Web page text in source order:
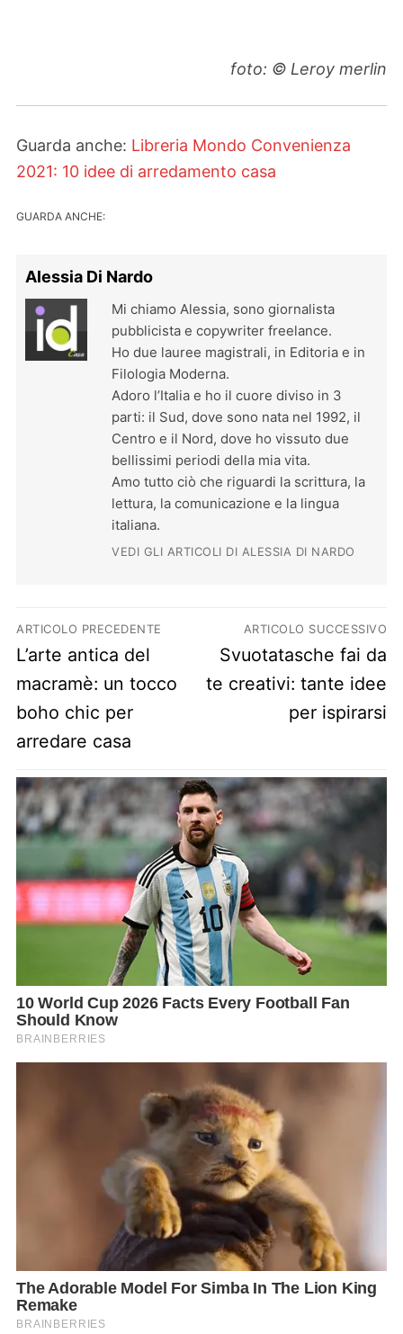
foto: © Leroy merlin
Guarda anche: Libreria Mondo Convenienza
2021: 10 idee di arredamento casa
GUARDA ANCHE:
Alessia Di Nardo
Mi chiamo Alessia, sono giornalista
pubblicista e copywriter freelance.
Ho due lauree magistrali, in Editoria e in
Filologia Moderna.
Adoro l’Italia e ho il cuore diviso in 3
parti: il Sud, dove sono nata nel 1992, il
Centro e il Nord, dove ho vissuto due
bellissimi periodi della mia vita.
Amo tutto ciò che riguardi la scrittura, la
lettura, la comunicazione e la lingua
italiana.
VEDI GLI ARTICOLI DI ALESSIA DI NARDO
Navigazione articoli
ARTICOLO PRECEDENTE
Previous post:
L’arte antica del
macramè: un tocco
boho chic per
arredare casa
ARTICOLO SUCCESSIVO
Next post:
Svuotatasche fai da
te creativi: tante idee
per ispirarsi